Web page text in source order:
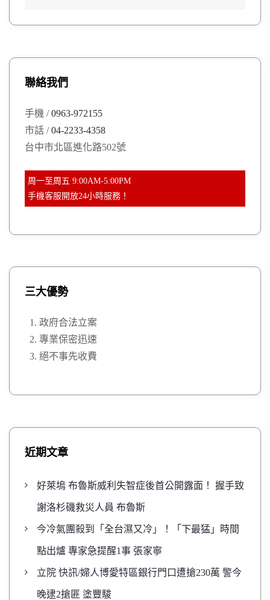
f
:
r
聯絡我們
手機 /0963-972155
市話 /04-2233-4358
台中市北區進化路502號
周一至周五 9:00AM-5:00PM
手機客服開放24小時服務！
三大優勢
政府合法立案
專業保密迅速
絕不事先收費
近期文章
好萊塢 布魯斯威利失智症後首公開露面！ 握手致
謝洛杉磯救災人員 布魯斯
今冷氣團殺到「全台濕又冷」！「下最猛」時間
點出爐 專家急提醒1事 張家寧
立院 快訊/婦人博愛特區銀行門口遭搶230萬 警今
晚逮2搶匪 塗豐駿